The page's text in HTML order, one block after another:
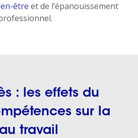
être et de l’épanouissement
: les effets du
sur la
travail